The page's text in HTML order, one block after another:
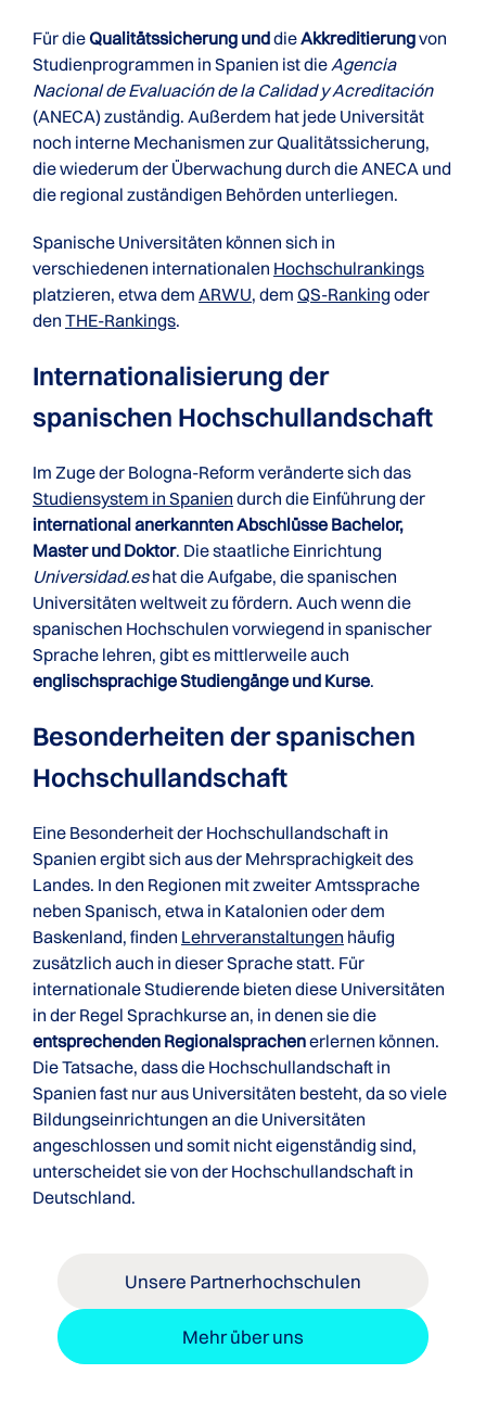
Für dieQualitätssicherung unddieAkkreditierungvon
Studienprogrammen in Spanien ist dieAgencia
Nacional de Evaluación de la Calidad y Acreditación
(ANECA) zuständig. Außerdem hat jede Universität
noch interne Mechanismen zur Qualitätssicherung,
die wiederum der Überwachung durch die ANECA und
die regional zuständigen Behörden unterliegen.
Spanische Universitäten können sich in
verschiedenen internationalen Hochschulrankings
platzieren, etwa dem ARWU, dem QS-Ranking oder
den THE-Rankings.
Internationalisierung der
spanischen Hochschul­landschaft
Im Zuge der Bologna-Reform veränderte sich das
Studiensystem in Spanien durch die Einführung der
international anerkannten Abschlüsse Bachelor,
Master und Doktor. Die staatliche Einrichtung
Universidad.eshat die Aufgabe, die spanischen
Universitäten weltweit zu fördern. Auch wenn die
spanischen Hochschulen vorwiegend in spanischer
Sprache lehren, gibt es mittlerweile auch
englischsprachige Studiengänge und Kurse.
Besonderheiten der spanischen
Hochschul­landschaft
Eine Besonderheit der Hochschullandschaft in
Spanien ergibt sich aus der Mehrsprachigkeit des
Landes. In den Regionen mit zweiter Amtssprache
neben Spanisch, etwa in Katalonien oder dem
Baskenland, finden Lehrveranstaltungen häufig
zusätzlich auch in dieser Sprache statt. Für
internationale Studierende bieten diese Universitäten
in der Regel Sprachkurse an, in denen sie die
entsprechenden Regionalsprachenerlernen können.
Die Tatsache, dass die Hochschullandschaft in
Spanien fast nur aus Universitäten besteht, da so viele
Bildungseinrichtungen an die Universitäten
angeschlossen und somit nicht eigenständig sind,
unterscheidet sie von der Hochschullandschaft in
Deutschland.
Unsere Partnerhochschulen
Mehr über uns